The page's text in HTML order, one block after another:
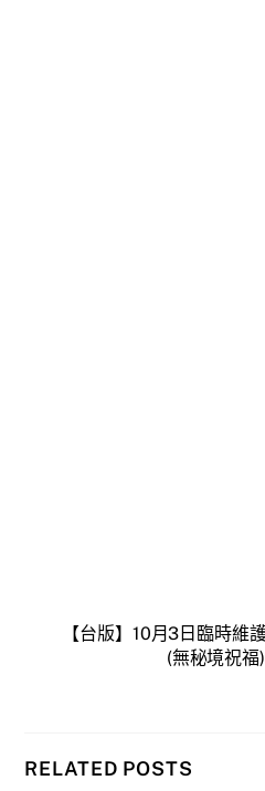
【台版】10月3日臨時維
(無秘境祝
RELATED POSTS